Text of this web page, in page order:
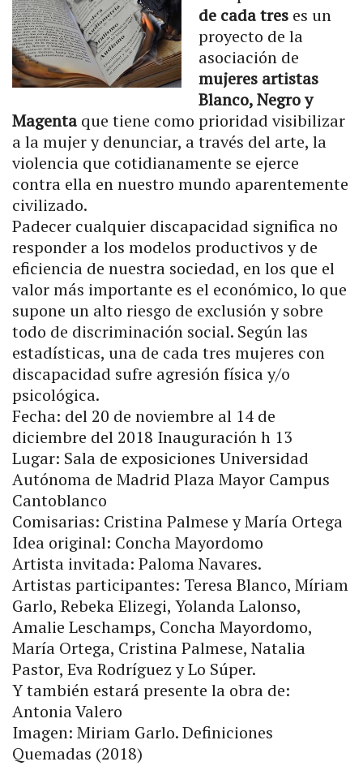
de cada tres es un
proyecto de la
asociación de
mujeres artistas
Blanco, Negro y
Magenta que tiene como prioridad visibilizar
a la mujer y denunciar, a través del arte, la
violencia que cotidianamente se ejerce
contra ella en nuestro mundo aparentemente
civilizado.
Padecer cualquier discapacidad significa no
responder a los modelos productivos y de
eficiencia de nuestra sociedad, en los que el
valor más importante es el económico, lo que
supone un alto riesgo de exclusión y sobre
todo de discriminación social. Según las
estadísticas, una de cada tres mujeres con
discapacidad sufre agresión física y/o
psicológica.
Fecha: del 20 de noviembre al 14 de
diciembre del 2018 Inauguración h 13
Lugar: Sala de exposiciones Universidad
Autónoma de Madrid Plaza Mayor Campus
Cantoblanco
Comisarias: Cristina Palmese y María Ortega
Idea original: Concha Mayordomo
Artista invitada: Paloma Navares.
Artistas participantes: Teresa Blanco, Míriam
Garlo, Rebeka Elizegi, Yolanda Lalonso,
Amalie Leschamps, Concha Mayordomo,
María Ortega, Cristina Palmese, Natalia
Pastor, Eva Rodríguez y Lo Súper.
Y también estará presente la obra de:
Antonia Valero
Imagen: Miriam Garlo. Definiciones
Quemadas (2018)